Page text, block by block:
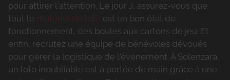
pour attirer l'attention. Le jour J, assurez-vous que
tout le matériel de loto est en bon état de
fonctionnement, des boules aux cartons de jeu. Et
enfin, recrutez une équipe de bénévoles dévoués
pour gérer la logistique de l'événement. À Solenzara,
un loto inoubliable est à portée de main grâce à une